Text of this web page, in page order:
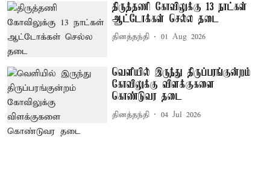
திருத்தணி கோவிலுக்கு 13 நாட்கள்
ஆட்டோக்கள் செல்ல தடை
தினத்தந்தி 01 Aug 2026
வெளியில் இருந்து திருப்பரங்குன்றம்
கோவிலுக்கு விளக்குகளை
கொண்டுவர தடை
தினத்தந்தி 04 Jul 2026